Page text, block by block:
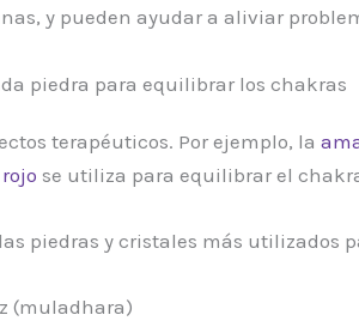
y pueden ayudar a aliviar
piedra para equilibrar los chakras
terapéuticos. Por ejemplo, la
se utiliza para equilibrar el
piedras y cristales más utilizados
(muladhara)